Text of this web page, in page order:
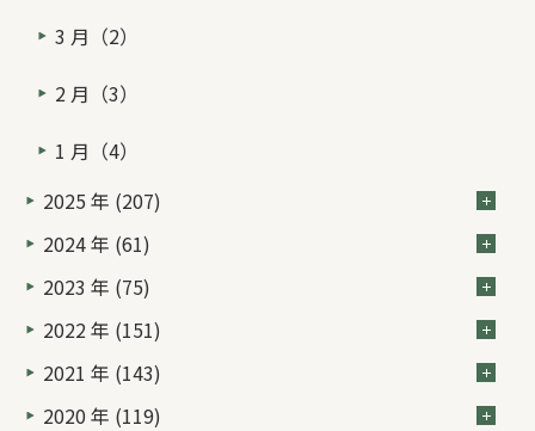
3 月（2）
2 月（3）
1 月（4）
2025 年 (207)
2024 年 (61)
2023 年 (75)
2022 年 (151)
2021 年 (143)
2020 年 (119)